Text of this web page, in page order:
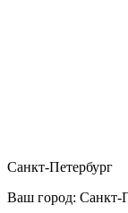
Санкт-Петербург
Ваш город: Санкт-